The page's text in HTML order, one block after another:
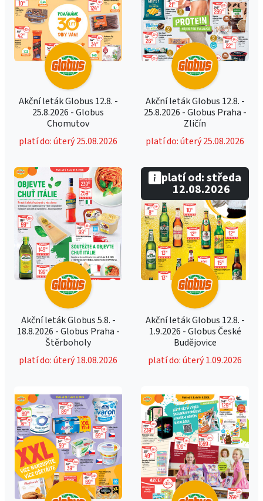
Akční leták Globus 12.8. -
25.8.2026 - Globus
Chomutov
platí do: úterý 25.08.2026
Akční leták Globus 12.8. -
25.8.2026 - Globus Praha -
Zličín
platí do: úterý 25.08.2026
Akční leták Globus 5.8. -
18.8.2026 - Globus Praha -
Štěrboholy
platí do: úterý 18.08.2026
Akční leták Globus 12.8. -
1.9.2026 - Globus České
Budějovice
platí do: úterý 1.09.2026
platí od: středa
12.08.2026